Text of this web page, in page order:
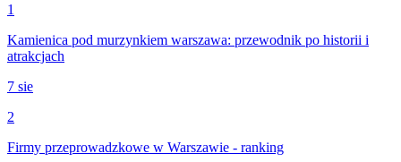
1
Kamienica pod murzynkiem warszawa: przewodnik po historii i
atrakcjach
7 sie
2
Firmy przeprowadzkowe w Warszawie - ranking